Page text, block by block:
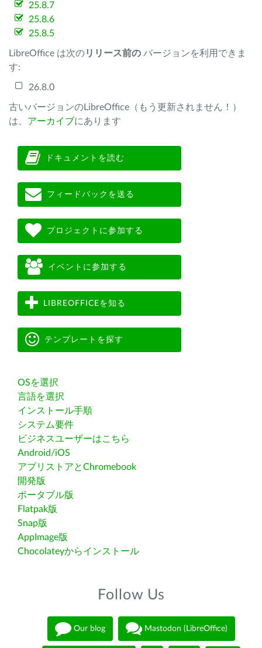
25.8.7
25.8.6
25.8.5
LibreOffice は次のリリース前の バージョンを利用できま
す:
26.8.0
古いバージョンのLibreOffice（もう更新されません！）
は、 アーカイブにあります
ドキュメントを読む
フィードバックを送る
プロジェクトに参加する
イベントに参加する
LIBREOFFICEを知る
テンプレートを探す
OSを選択
言語を選択
インストール手順
システム要件
ビジネスユーザーはこちら
Android/iOS
アプリストアとChromebook
開発版
ポータブル版
Flatpak版
Snap版
AppImage版
Chocolateyからインストール
Follow Us
Our blog Mastodon (LibreOffice)